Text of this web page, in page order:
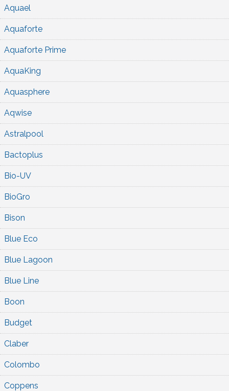
Aquael
Aquaforte
Aquaforte Prime
AquaKing
Aquasphere
Aqwise
Astralpool
Bactoplus
Bio-UV
BioGro
Bison
Blue Eco
Blue Lagoon
Blue Line
Boon
Budget
Claber
Colombo
Coppens